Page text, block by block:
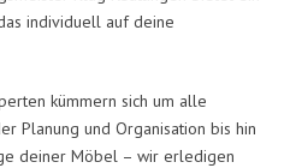
individuell auf deine
kümmern sich um alle
Planung und Organisation bis hin
deiner Möbel – wir erledigen